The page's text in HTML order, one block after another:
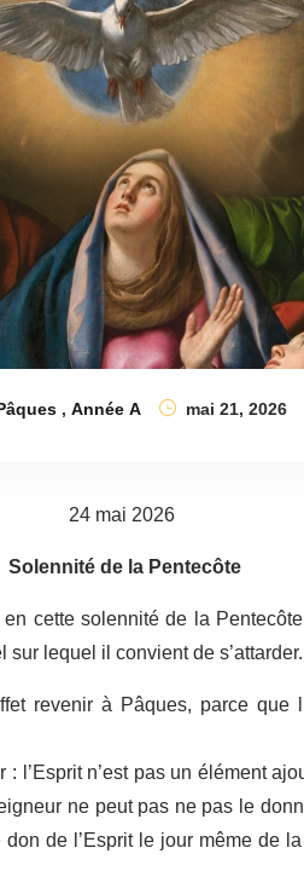
,Année A mai 21, 2026
24 mai 2026
Solennité de la Pentecôte
cette solennité de la
lequel il convient de s’attarder.
revenir à Pâques, parce
l’Esprit n’est pas un élément
ne peut pas ne pas le
de l’Esprit le jour même de